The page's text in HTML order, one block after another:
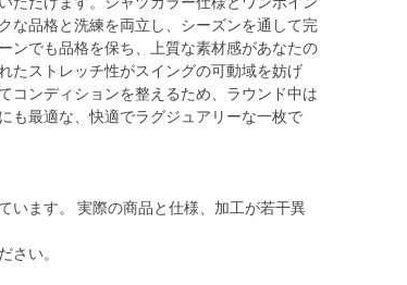
な品格と洗練を両立し、シーズンを通して完
ンでも品格を保ち、上質な素材感があなたの
たストレッチ性がスイングの可動域を妨げ
コンディションを整えるため、ラウンド中は
も最適な、快適でラグジュアリーな一枚で
います。 実際の商品と仕様、加工が若干異
さい。